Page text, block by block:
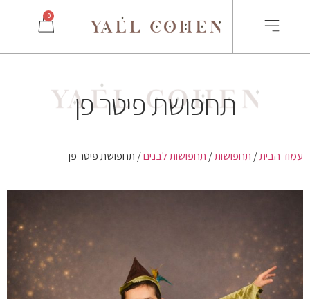
0
תחפושת פיטר פן
עמוד הבית/ תחפושות/ תחפושות לבנים/ תחפושת פיטר פן